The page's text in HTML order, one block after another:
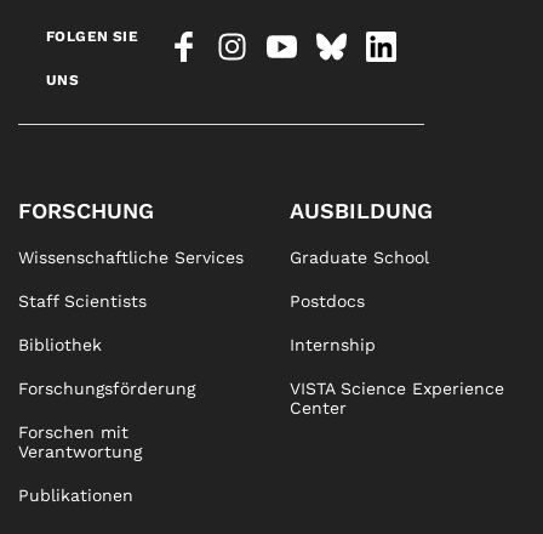
FOLGEN SIE
UNS
FORSCHUNG
Wissenschaftliche Services
Staff Scientists
Bibliothek
Forschungsförderung
Forschen mit
Verantwortung
Publikationen
AUSBILDUNG
Graduate School
Postdocs
Internship
VISTA Science Experience
Center